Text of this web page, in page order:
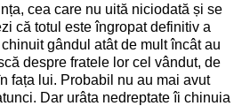
cea care nu uită niciodată și se
că totul este îngropat definitiv a
gândul atât de mult încât au
despre fratele lor cel vândut, de
fața lui. Probabil nu au mai avut
Dar urâta nedreptate îi chinuia